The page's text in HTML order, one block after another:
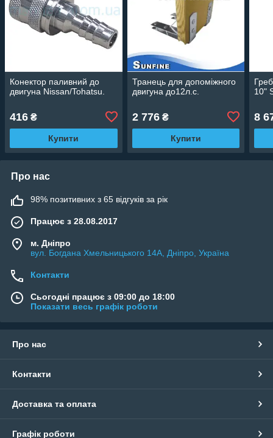
Конектор паливний до
двигуна Nissan/Tohatsu.
416 ₴
Купити
Транець для допоміжного
двигуна до12л.с.
2 776₴
Купити
10"
8
Про нас
98% позитивних з 65 відгуків за рік
Працює з 28.08.2017
м. Дніпро
вул. Богдана Хмельницького 14А, Дніпро, Україна
Контакти
Сьогодні працює з 09:00 до 18:00
Показати весь графік роботи
Про нас
Контакти
Доставка та оплата
Графік роботи